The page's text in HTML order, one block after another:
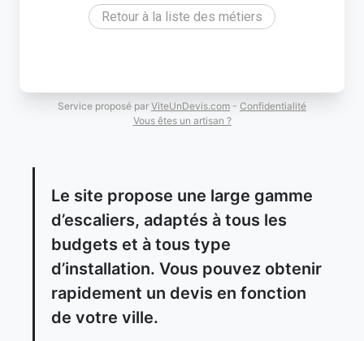
Retour à la liste des métiers
Service proposé par ViteUnDevis.com - Confidentialité
Vous êtes un artisan ?
Le site propose une large gamme
d’escaliers, adaptés à tous les
budgets et à tous type
d’installation. Vous pouvez obtenir
rapidement un devis en fonction
de votre ville.